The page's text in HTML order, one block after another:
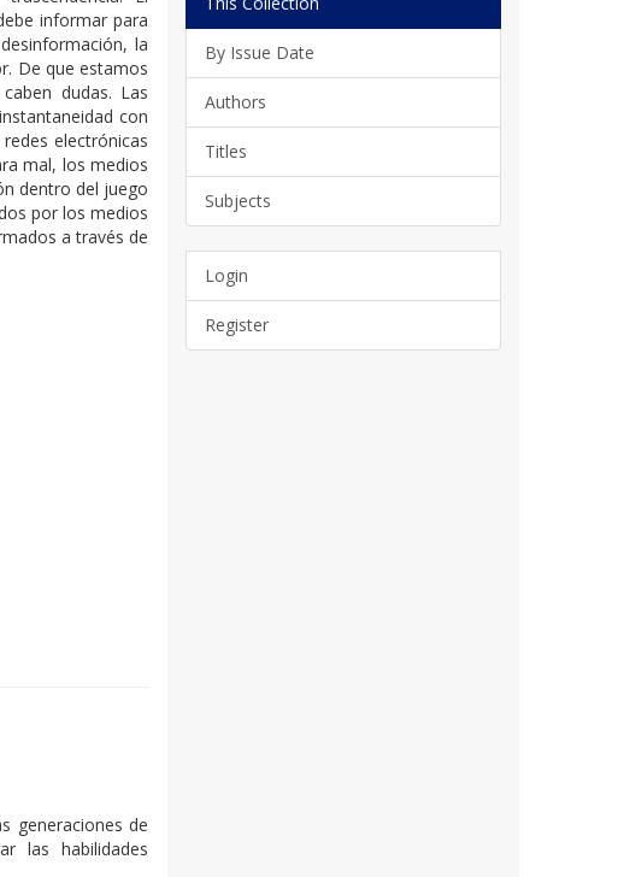
informar para
la
De que estamos
dudas. Las
con
electrónicas
mal, los medios
dentro del juego
por los medios
a través de
generaciones de
las habilidades
By Issue Date
Authors
Titles
Subjects
Login
Register